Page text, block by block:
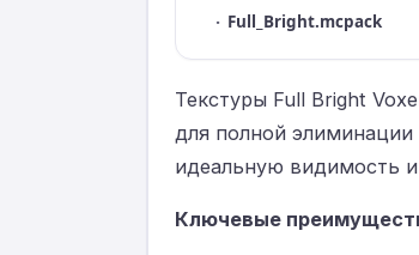
· Full_Bright.mcpack
Текстуры Full Bright
для полной
идеальную видимость
Ключевые